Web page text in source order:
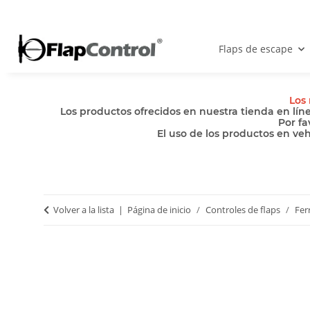
Flaps de escape
Los productos ofrecidos en nuestra tienda en
Por
El uso de los productos en
Volver a la lista Página de inicio Controles de flaps